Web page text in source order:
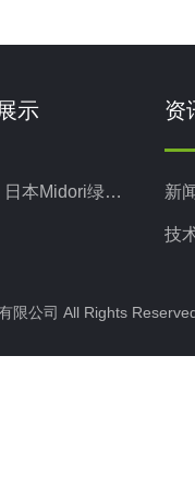
示
热卖！日本Midori绿安全
资
新
技
限公司 All Rights